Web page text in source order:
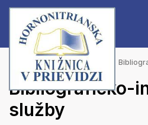
Hlavná stránka Služby
Bibliograficko-
služby